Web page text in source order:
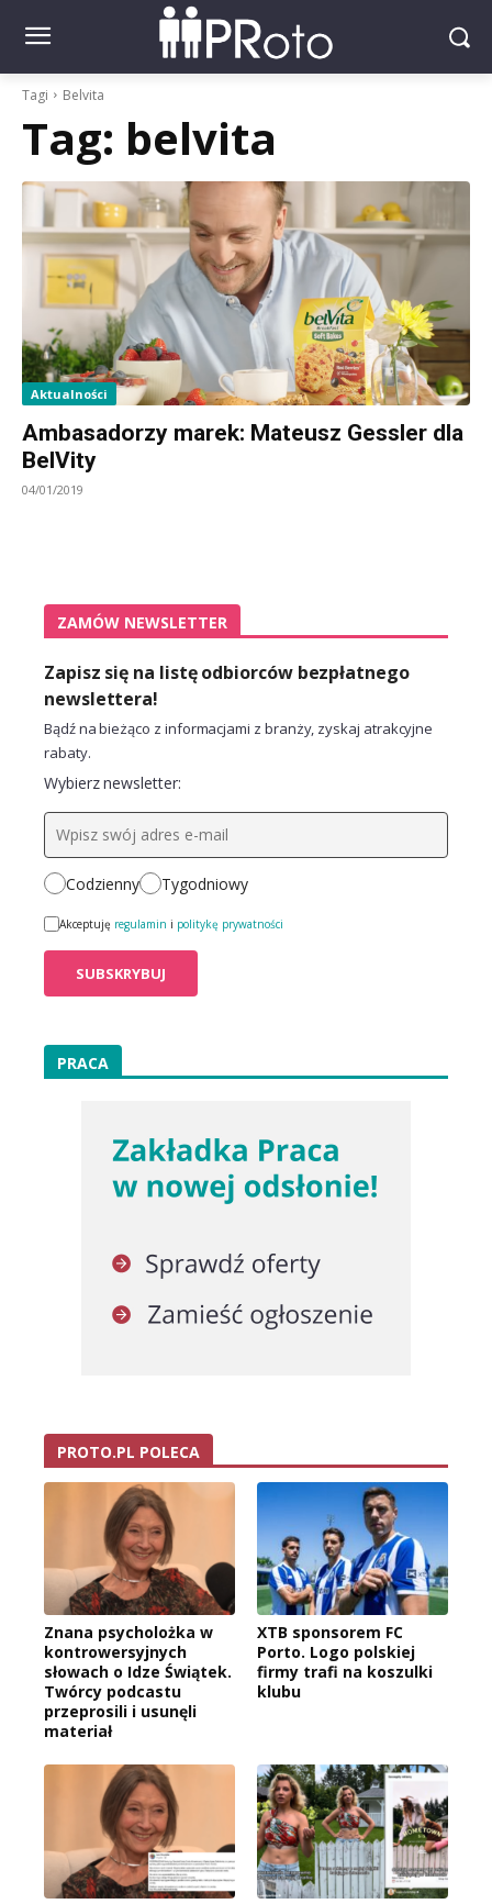
Tagi Belvita
Tag: belvita
Aktualności
Ambasadorzy marek: Mateusz Gessler dla
BelVity
04/01/2019
ZAMÓW NEWSLETTER
Zapisz się na listę odbiorców bezpłatnego
newslettera!
Bądź na bieżąco z informacjami z branży, zyskaj atrakcyjne
rabaty.
Wybierz newsletter:
Codzienny Tygodniowy
Akceptuję regulamin i politykę prywatności
PRACA
PROTO.PL POLECA
Znana psycholożka w
kontrowersyjnych
słowach o Idze Świątek.
Twórcy podcastu
przeprosili i usunęli
materiał
XTB sponsorem FC
Porto. Logo polskiej
firmy trafi na koszulki
klubu